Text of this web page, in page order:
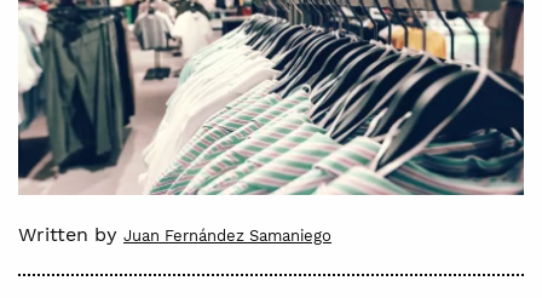
Written by Juan Fernández Samaniego